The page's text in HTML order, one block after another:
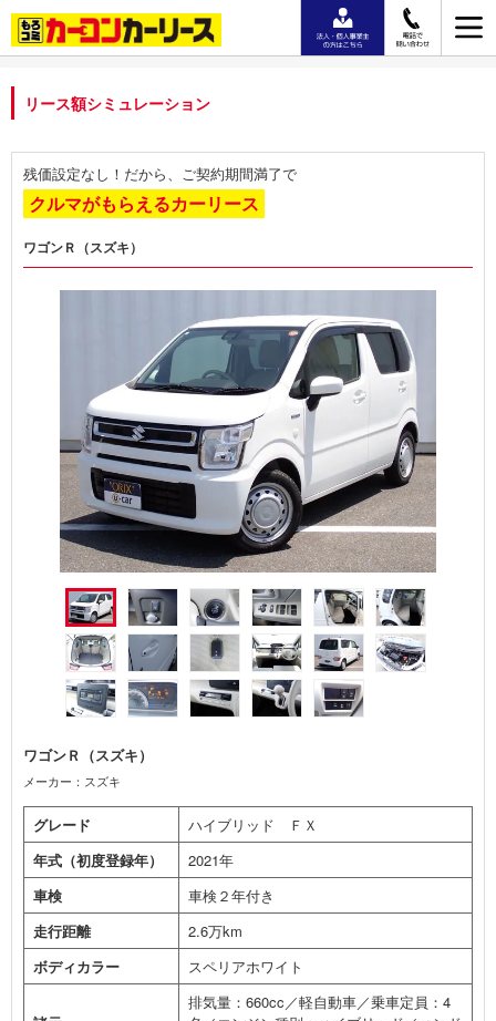
リース額シミュレーション
残価設定なし！だから、ご契約期間満了で
クルマがもらえるカーリース
ワゴンＲ（スズキ）
ワゴンＲ（スズキ）
メーカー：スズキ
グレード
ハイブリッド ＦＸ
年式（初度登録年）
2021年
車検
車検２年付き
走行距離
2.6万km
ボディカラー
スペリアホワイト
排気量：660cc／軽自動車／乗車定員：4